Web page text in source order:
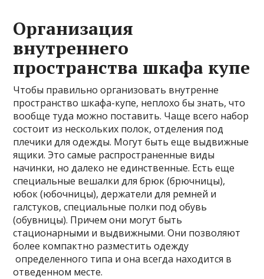
Организация
внутреннего
пространства шкафа купе
Чтобы правильно организовать внутренне
пространство шкафа-купе, неплохо бы знать, что
вообще туда можно поставить. Чаще всего набор
состоит из нескольких полок, отделения под
плечики для одежды. Могут быть еще выдвижные
ящики. Это самые распространенные виды
начинки, но далеко не единственные. Есть еще
специальные вешалки для брюк (брючницы),
юбок (юбочницы), держатели для ремней и
галстуков, специальные полки под обувь
(обувницы). Причем они могут быть
стационарными и выдвижными. Они позволяют
более компактно разместить одежду
определенного типа и она всегда находится в
отведенном месте.